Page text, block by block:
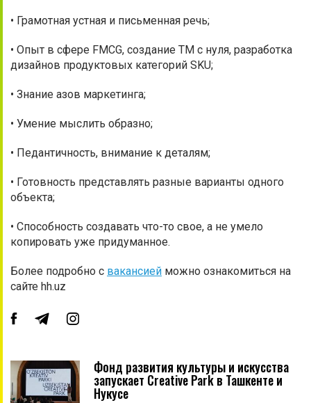
• Грамотная устная и письменная речь;
• Опыт в сфере FMCG, создание ТМ с нуля, разработка
дизайнов продуктовых категорий SKU;
• Знание азов маркетинга;
• Умение мыслить образно;
• Педантичность, внимание к деталям;
• Готовность представлять разные варианты одного
объекта;
• Способность создавать что-то свое, а не умело
копировать уже придуманное.
Более подробно с вакансией можно ознакомиться на
сайте hh.uz
Фонд развития культуры и искусства
запускает Creative Park в Ташкенте и
Нукусе